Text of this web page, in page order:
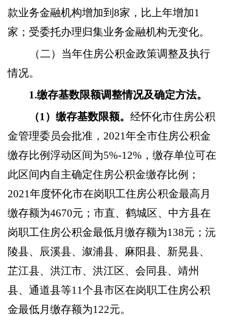
款业务金融机构增加到 8家，比上年增加1
家； 受委托办理归集业务金融机构无变化。
（二）当年住房公积金政策调整及执行
情况。
1.缴存基数限额调整情况及确定方法。
（1）缴存基数限额。 经怀化市住房公积
金管理委员会批准， 2021年全市住房公积金
缴存比例浮动区间为5%-12% ，缴存单位可在
此区间内自主确定住房公积金缴存比例；
2021年度怀化市在岗职工住房公积金最高月
缴存额为4670元；市直、鹤城区、中方县在
岗职工住房公积金最低月缴存额为138元；沅
陵县、辰溪县、溆浦县、麻阳县、新晃县、
芷江县、洪江市、洪江区、会同县、靖州
县、通道县等11个县市区在岗职工住房公积
金最低月缴存额为122元。